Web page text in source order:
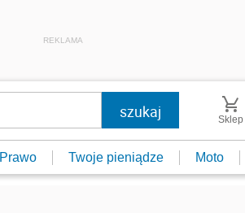
REKLAMA
Sklep
Prawo Twoje pieniądze Moto